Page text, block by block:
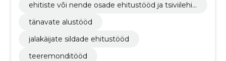
ehitiste või nende osade ehitustööd ja tsiviilehit
tänavate alustööd
jalakäijate sildade ehitustööd
teeremonditööd